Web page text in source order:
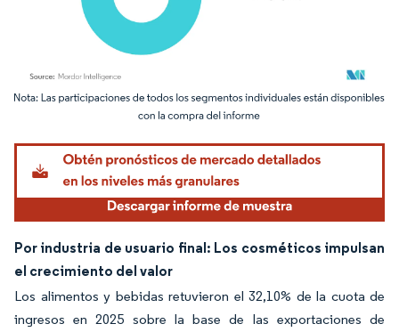
Imagen © Mordor Intelligence. El uso requiere atribución según CC BY 4.0.
Por industria de usuario final: Los cosméticos impulsan
el crecimiento del valor
Los alimentos y bebidas retuvieron el 32,10% de la cuota de
ingresos en 2025 sobre la base de las exportaciones de